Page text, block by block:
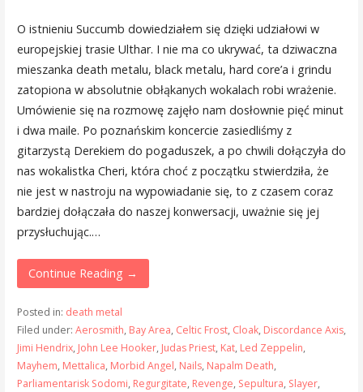
O istnieniu Succumb dowiedziałem się dzięki udziałowi w
europejskiej trasie Ulthar. I nie ma co ukrywać, ta dziwaczna
mieszanka death metalu, black metalu, hard core’a i grindu
zatopiona w absolutnie obłąkanych wokalach robi wrażenie.
Umówienie się na rozmowę zajęło nam dosłownie pięć minut
i dwa maile. Po poznańskim koncercie zasiedliśmy z
gitarzystą Derekiem do pogaduszek, a po chwili dołączyła do
nas wokalistka Cheri, która choć z początku stwierdziła, że
nie jest w nastroju na wypowiadanie się, to z czasem coraz
bardziej dołączała do naszej konwersacji, uważnie się jej
przysłuchując.…
Continue Reading →
Posted in: death metal
Filed under: Aerosmith, Bay Area, Celtic Frost, Cloak, Discordance Axis,
Jimi Hendrix, John Lee Hooker, Judas Priest, Kat, Led Zeppelin,
Mayhem, Mettalica, Morbid Angel, Nails, Napalm Death,
Parliamentarisk Sodomi, Regurgitate, Revenge, Sepultura, Slayer,